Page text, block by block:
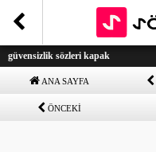
güvensizlik sözleri kapak
ANA SAYFA
ÖNCEKİ